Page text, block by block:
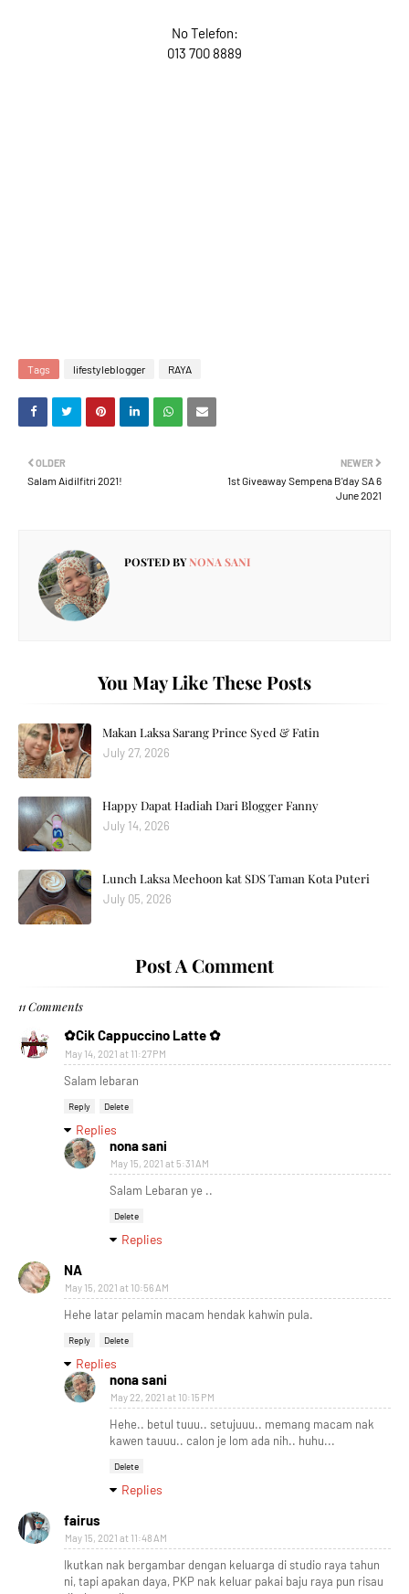
No Telefon:
013 700 8889
Tags lifestyleblogger RAYA
NEWER
1st Giveaway Sempena B'day SA 6
June 2021
OLDER
Salam Aidilfitri 2021!
POSTED BYNONA SANI
You May Like These Posts
Makan Laksa Sarang Prince Syed & Fatin
July 27, 2026
Happy Dapat Hadiah Dari Blogger Fanny
July 14, 2026
Lunch Laksa Meehoon kat SDS Taman Kota Puteri
July 05, 2026
Post A Comment
11 Comments
✿Cik Cappuccino Latte ✿
May 14, 2021 at 11:27 PM
Salam lebaran
Reply Delete
Replies
nona sani
May 15, 2021 at 5:31 AM
Salam Lebaran ye ..
Delete
Replies
NA
May 15, 2021 at 10:56 AM
Hehe latar pelamin macam hendak kahwin pula.
Reply Delete
Replies
nona sani
May 22, 2021 at 10:15 PM
Hehe.. betul tuuu.. setujuuu.. memang macam nak
kawen tauuu.. calon je lom ada nih.. huhu...
Delete
Replies
fairus
May 15, 2021 at 11:48 AM
Ikutkan nak bergambar dengan keluarga di studio raya tahun
ni, tapi apakan daya, PKP nak keluar pakai baju raya pun risau